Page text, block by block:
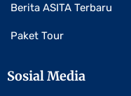
Berita ASITA Terbaru
Paket Tour
Sosial Media